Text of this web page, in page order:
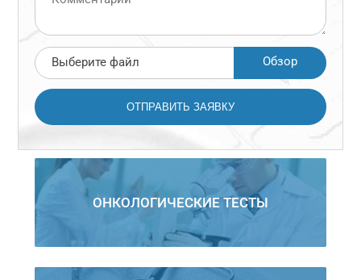
Выберите файл Обзор
ОНКОЛОГИЧЕСКИЕ ТЕСТЫ